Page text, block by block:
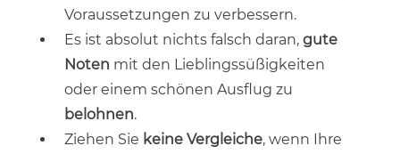
Voraussetzungen zu verbessern.
Es ist absolut nichts falsch daran, gute
Noten mit den Lieblingssüßigkeiten
oder einem schönen Ausflug zu
belohnen.
Ziehen Sie keine Vergleiche, wenn Ihre